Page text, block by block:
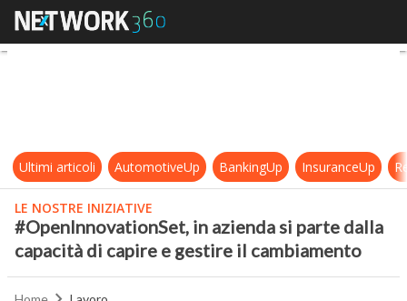
#OpenInnovationSet, in azienda
Ultimi articoli AutomotiveUp BankingUp InsuranceUp
LE NOSTRE INIZIATIVE
#OpenInnovationSet, in azienda si parte dalla
capacità di capire e gestire il cambiamento